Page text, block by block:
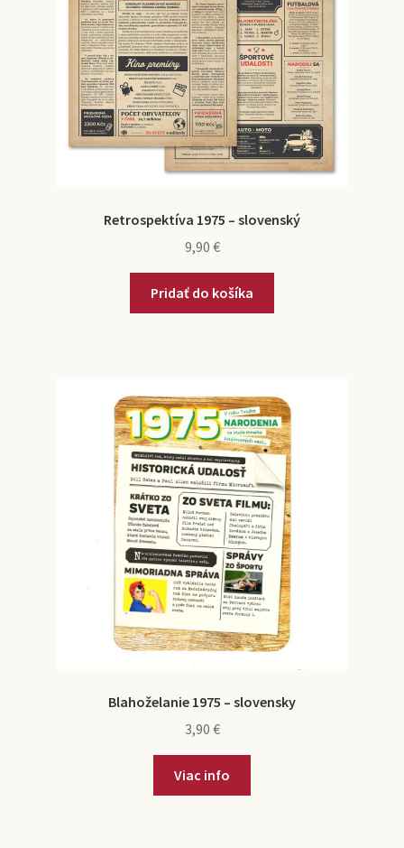
Retrospektíva 1975 – slovenský
9,90 €
Pridať do košíka
Blahoželanie 1975 – slovensky
3,90 €
Viac info